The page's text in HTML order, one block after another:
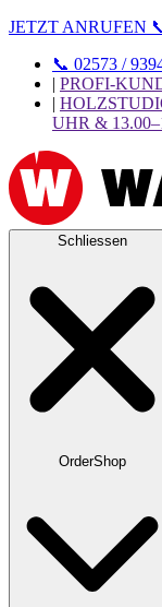
JETZT ANRUFEN
📞 02573 /
| PROFI-
|
UHR &
Schliessen
OrderShop